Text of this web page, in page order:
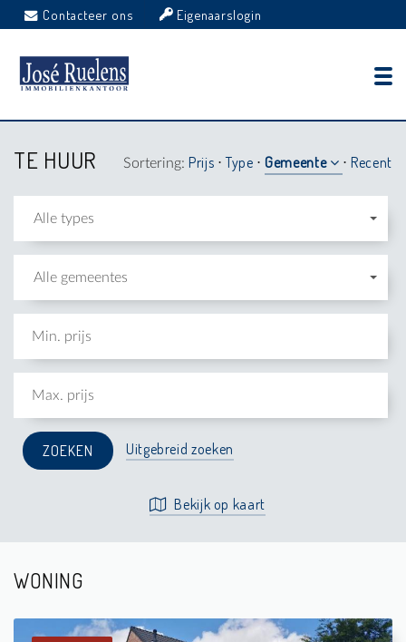
Contacteer ons Eigenaarslogin
TE HUUR Sortering: Prijs ⋅ Type ⋅Gemeente ⋅ Recent
Alle types
Alle gemeentes
Uitgebreid zoeken
Bekijk op kaart
WONING